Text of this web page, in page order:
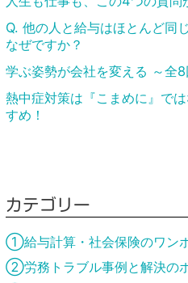
Q. 他の人と給与はほとんど同
なぜですか？
学ぶ姿勢が会社を変える ～全
熱中症対策は『こまめに』で
すめ！
カテゴリー
①給与計算・社会保険のワン
②労務トラブル事例と解決の